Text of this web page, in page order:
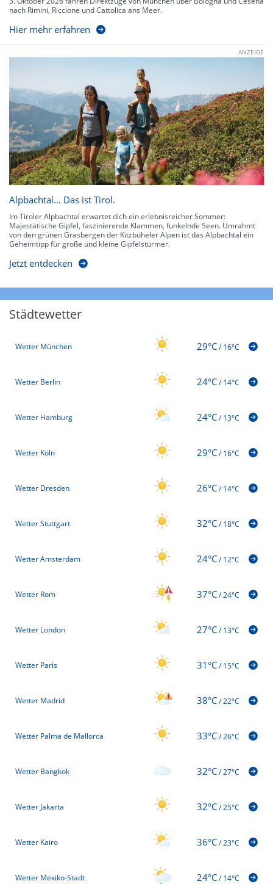
nach Rimini, Riccione und Cattolica ans Meer.
Hier mehr erfahren
ANZEIGE
Alpbachtal… Das ist Tirol.
Im Tiroler Alpbachtal erwartet dich ein erlebnisreicher Sommer:
Majestätische Gipfel, faszinierende Klammen, funkelnde Seen. Umrahmt
von den grünen Grasbergen der Kitzbüheler Alpen ist das Alpbachtal ein
Geheimtipp für große und kleine Gipfelstürmer.
Jetzt entdecken
Städtewetter
Wetter München 29°C/16°C
Wetter Berlin 24°C/14°C
Wetter Hamburg 24°C/13°C
Wetter Köln 29°C/16°C
Wetter Dresden 26°C/14°C
Wetter Stuttgart 32°C/18°C
Wetter Amsterdam 24°C/12°C
Wetter Rom 37°C/24°C
Wetter London 27°C/13°C
Wetter Paris 31°C/15°C
Wetter Madrid 38°C/22°C
Wetter Palma de Mallorca 33°C/26°C
Wetter Bangkok 32°C/27°C
Wetter Jakarta 32°C/25°C
Wetter Kairo 36°C/23°C
Wetter Mexiko-Stadt 24°C/14°C